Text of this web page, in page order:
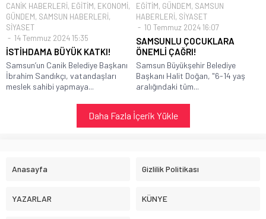
CANİK HABERLERİ, EĞİTİM, EKONOMİ,
GÜNDEM, SAMSUN HABERLERİ,
SİYASET
14 Temmuz 2024 15:35
İSTİHDAMA BÜYÜK KATKI!
Samsun’un Canik Belediye Başkanı
İbrahim Sandıkçı, vatandaşları
meslek sahibi yapmaya...
EĞİTİM, GÜNDEM, SAMSUN
HABERLERİ, SİYASET
10 Temmuz 2024 16:07
SAMSUNLU ÇOCUKLARA
ÖNEMLİ ÇAĞRI!
Samsun Büyükşehir Belediye
Başkanı Halit Doğan, "6-14 yaş
aralığındaki tüm...
Daha Fazla İçerik Yükle
Anasayfa Gizlilik Politikası
YAZARLAR KÜNYE